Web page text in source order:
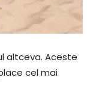
altceva. Aceste
cel mai